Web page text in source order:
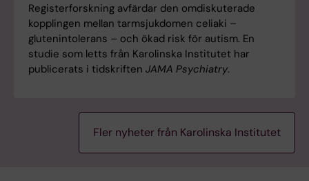
Registerforskning avfärdar den omdiskuterade
kopplingen mellan tarmsjukdomen celiaki –
glutenintolerans – och ökad risk för autism. En
studie som letts från Karolinska Institutet har
publicerats i tidskriften JAMA Psychiatry.
Fler nyheter från Karolinska Institutet